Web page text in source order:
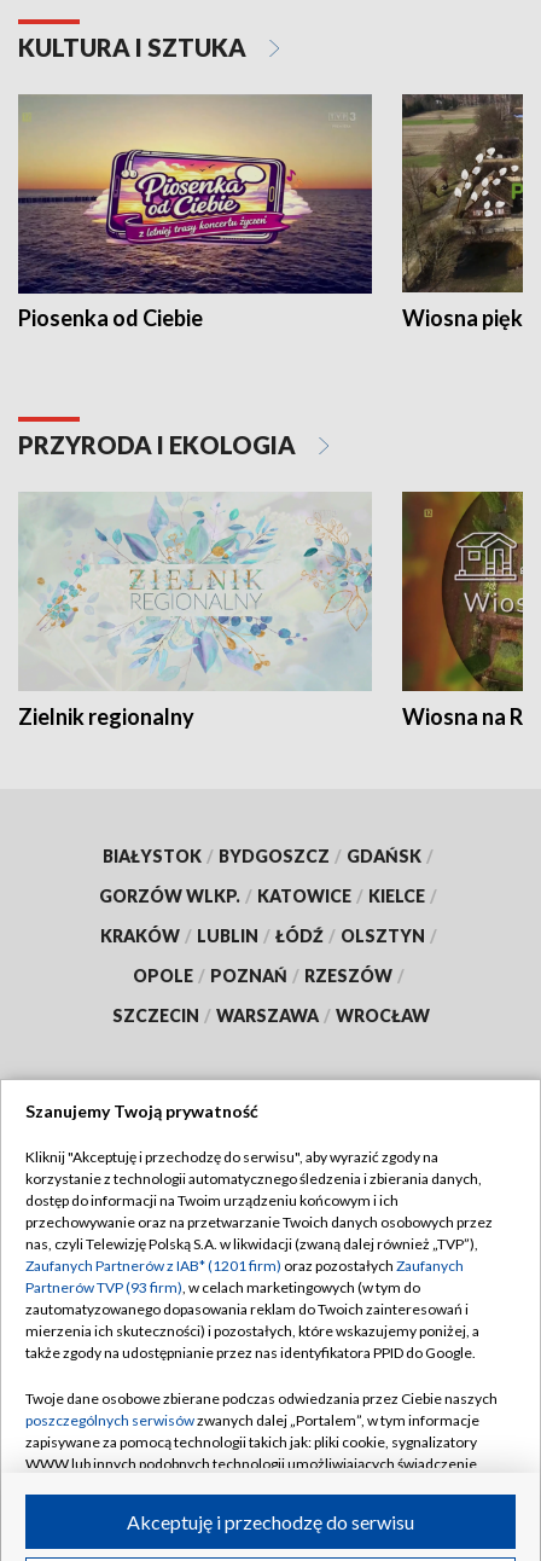
KULTURA I SZTUKA
Piosenka od Ciebie Wiosna
PRZYRODA I EKOLOGIA
Zielnik regionalny Wiosna na
BIAŁYSTOK / BYDGOSZCZ / GDAŃSK /
GORZÓW WLKP. / KATOWICE / KIELCE /
KRAKÓW / LUBLIN / ŁÓDŹ / OLSZTYN /
OPOLE / POZNAŃ / RZESZÓW /
SZCZECIN / WARSZAWA / WROCŁAW
TVP
Abonament TVP
Emisja w TVP
Centrum informacji TVP
Naziemna Telewizja Cyfrowa
Rada Programowa
System NOS
Informacje o nadawcy
Program dla prasy
Regulamin TVP
Polityka prywatności
Moje zgody
Pomoc
Kontakt
Kanały
Szanujemy Twoją prywatność
Kliknij "Akceptuję i przechodzę do serwisu", aby wyrazić zgody na
korzystanie z technologii automatycznego śledzenia i zbierania danych,
dostęp do informacji na Twoim urządzeniu końcowym i ich
przechowywanie oraz na przetwarzanie Twoich danych osobowych przez
nas, czyli Telewizję Polską S.A. w likwidacji (zwaną dalej również „TVP”),
Zaufanych Partnerów z IAB* (1201 firm) oraz pozostałych Zaufanych
Partnerów TVP (93 firm), w celach marketingowych (w tym do
zautomatyzowanego dopasowania reklam do Twoich zainteresowań i
mierzenia ich skuteczności) i pozostałych, które wskazujemy poniżej, a
także zgody na udostępnianie przez nas identyfikatora PPID do Google.
Twoje dane osobowe zbierane podczas odwiedzania przez Ciebie naszych
poszczególnych serwisówzwanych dalej „Portalem”, w tym informacje
zapisywane za pomocą technologii takich jak: pliki cookie, sygnalizatory
WWW lub innych podobnych technologii umożliwiających świadczenie
ruchu w Internecie.Akceptuję i przechodzę do serwisu